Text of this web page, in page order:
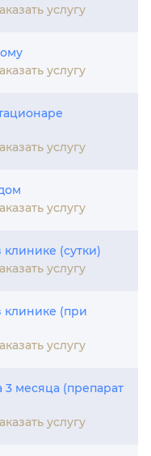
услугу
услугу
услугу
услугу
(сутки)
услугу
клинике (при
услугу
месяца (препарат
услугу